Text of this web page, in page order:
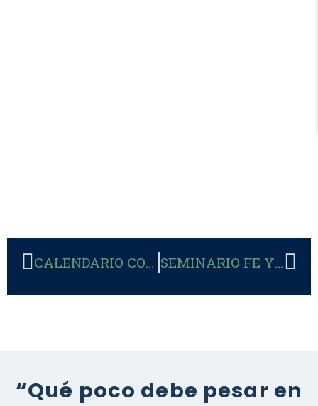
CALENDARIO CONGREGACIÓN MARIANA SEMINARIO FE Y RAZÓN
“Qué poco debe pesar en